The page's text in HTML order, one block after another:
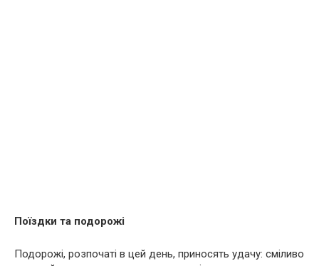
Поїздки та подорожі
Подорожі, розпочаті в цей день, приносять удачу: сміливо